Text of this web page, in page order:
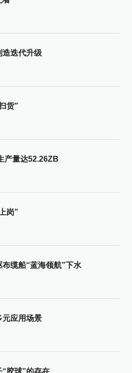
造迭代升级
货”
产量达52.26ZB
岗”
缆船“蓝海领航”下水
元应用场景
胶球”的存在